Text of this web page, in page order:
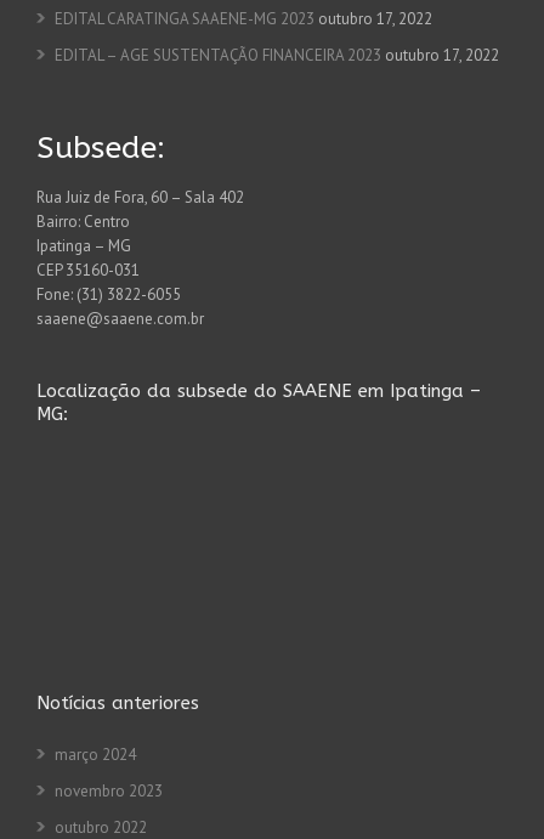
EDITAL CARATINGA SAAENE-MG 2023 outubro 17, 2022
EDITAL – AGE SUSTENTAÇÃO FINANCEIRA 2023 outubro 17, 2022
Subsede:
Rua Juiz de Fora, 60 – Sala 402
Bairro: Centro
Ipatinga – MG
CEP 35160-031
Fone: (31) 3822-6055
saaene@saaene.com.br
Localização da subsede do SAAENE em Ipatinga –
MG:
Notícias anteriores
março 2024
novembro 2023
outubro 2022